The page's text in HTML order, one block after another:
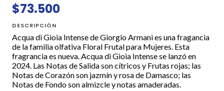
$73.500
DESCRIPCIÓN
Acqua di Gioia Intense de Giorgio Armani es una fragancia
de la familia olfativa Floral Frutal para Mujeres. Esta
fragrancia es nueva. Acqua di Gioia Intense se lanzó en
2024. Las Notas de Salida son cítricos y Frutas rojas; las
Notas de Corazón son jazmín y rosa de Damasco; las
Notas de Fondo son almizcle y notas amaderadas.